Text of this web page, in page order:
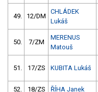
49. 12/DM
CHLÁDEK
Lukáš
50. 7/ZM
MERENUS
Matouš
51. 17/ZS KUBITA Lukáš
52. 18/ZS ŘÍHA Janek